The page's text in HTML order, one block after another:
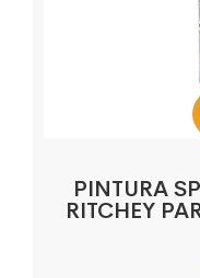
PINTURA
RITCHEY